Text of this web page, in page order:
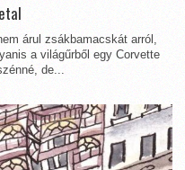
árul zsákbamacskát arról,
a világűrből egy Corvette
de...